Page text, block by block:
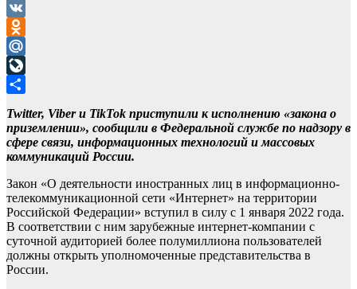
Telegram
VK
Odnoklassniki
Mail.Ru
LiveJournal
Twitter, Viber и TikTok приступили к исполнению «закона о
приземлении», сообщили в Федеральной службе по надзору в
сфере связи, информационных технологий и массовых
коммуникаций России.
Закон «О деятельности иностранных лиц в информационно-
телекоммуникационной сети «Интернет» на территории
Российской Федерации» вступил в силу с 1 января 2022 года.
В соответствии с ним зарубежные интернет-компании с
суточной аудиторией более полумиллиона пользователей
должны открыть уполномоченные представительства в
России.